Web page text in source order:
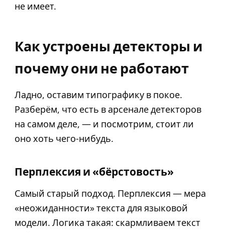
не имеет.
Как устроены детекторы и
почему они не работают
Ладно, оставим типографику в покое.
Разберём, что есть в арсенале детекторов
на самом деле, — и посмотрим, стоит ли
оно хоть чего-нибудь.
Перплексия и «бёрстовость»
Самый старый подход. Перплексия — мера
«неожиданности» текста для языковой
модели. Логика такая: скармливаем текст